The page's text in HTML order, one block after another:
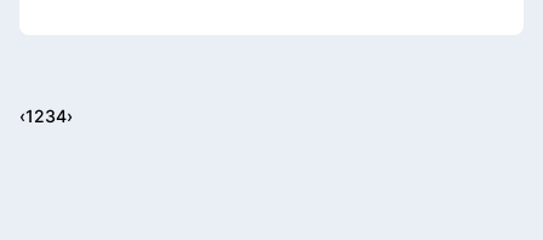
‹1234›